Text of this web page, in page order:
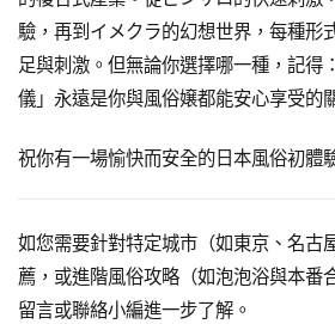
驗，再到イメクラ的幻想世界，每種形
足與刺激。但無論你選擇哪一種，記得
儀」永遠是你與風俗嬢都能安心享受的
祝你有一場愉快而安全的日本風俗初體
如您需要針對特定城市（如東京、名古
薦，或進階風俗攻略（如泡泡浴與本番
留言或聯絡小編進一步了解。